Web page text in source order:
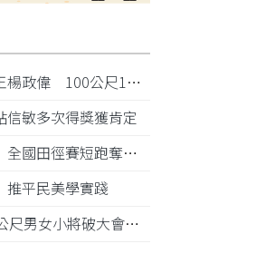
100公尺11秒87奪金
敏多次得獎獲肯定
田徑賽短跑奪金摘銅
平民美學實踐
女小將破大會紀錄